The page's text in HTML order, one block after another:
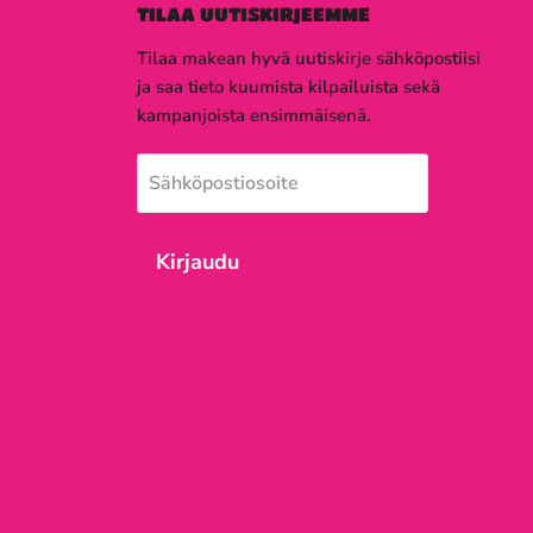
TILAA UUTISKIRJEEMME
Tilaa makean hyvä uutiskirje sähköpostiisi
ja saa tieto kuumista kilpailuista sekä
kampanjoista ensimmäisenä.
Sähköpostiosoite
Kirjaudu